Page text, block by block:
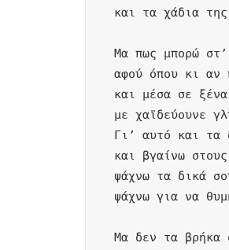
και τα χάδια
Μα πως μπορώ
αφού όπου κι αν
και μέσα σε
με χαϊδεύουνε
Γι’ αυτό και τα
και βγαίνω
ψάχνω τα δικά
ψάχνω για να
Μα δεν τα βρήκα